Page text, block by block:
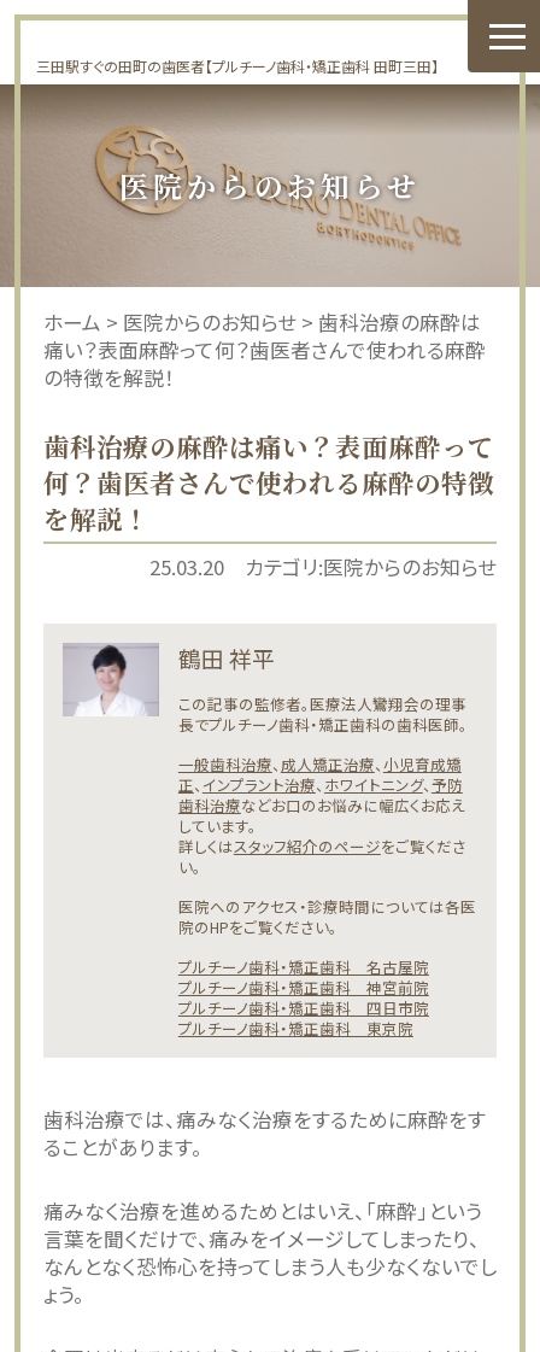
三田駅すぐの田町の歯医者【プルチーノ歯科・矯正歯科 田町三田】
医院からのお知らせ
ホーム > 医院からのお知らせ> 歯科治療の麻酔は
痛い？表面麻酔って何？歯医者さんで使われる麻酔
の特徴を解説！
歯科治療の麻酔は痛い？表面麻酔って
何？歯医者さんで使われる麻酔の特徴
を解説！
25.03.20 カテゴリ:医院からのお知らせ
鶴田 祥平
この記事の監修者。医療法人鸞翔会の理事
長でプルチーノ歯科・矯正歯科の歯科医師。
一般歯科治療、 成人矯正治療、 小児育成矯
正、 インプラント治療、 ホワイトニング、 予防
歯科治療などお口のお悩みに幅広くお応え
しています。
詳しくはスタッフ紹介のページをご覧くださ
い。
医院へのアクセス・診療時間については各医
院のHPをご覧ください。
プルチーノ歯科・矯正歯科 名古屋院
プルチーノ歯科・矯正歯科 神宮前院
プルチーノ歯科・矯正歯科 四日市院
プルチーノ歯科・矯正歯科 東京院
歯科治療では、痛みなく治療をするために麻酔をす
ることがあります。
痛みなく治療を進めるためとはいえ、「麻酔」という
言葉を聞くだけで、痛みをイメージしてしまったり、
なんとなく恐怖心を持ってしまう人も少なくないでし
ょう。